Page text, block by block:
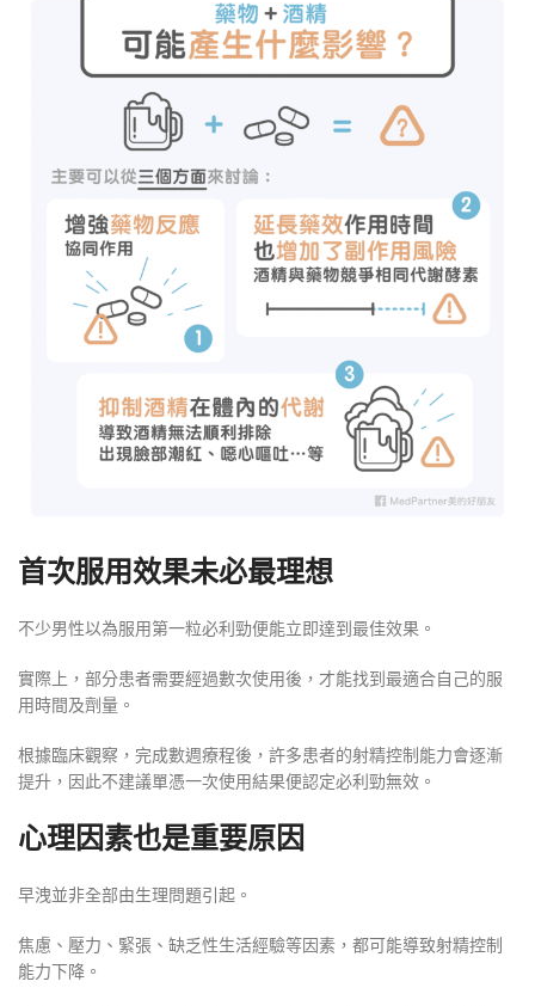
首次服用效果未必最理想
不少男性以為服用第一粒必利勁便能立即達到最佳效果。
實際上，部分患者需要經過數次使用後，才能找到最適合自己的服
用時間及劑量。
根據臨床觀察，完成數週療程後，許多患者的射精控制能力會逐漸
提升，因此不建議單憑一次使用結果便認定必利勁無效。
心理因素也是重要原因
早洩並非全部由生理問題引起。
焦慮、壓力、緊張、缺乏性生活經驗等因素，都可能導致射精控制
能力下降。